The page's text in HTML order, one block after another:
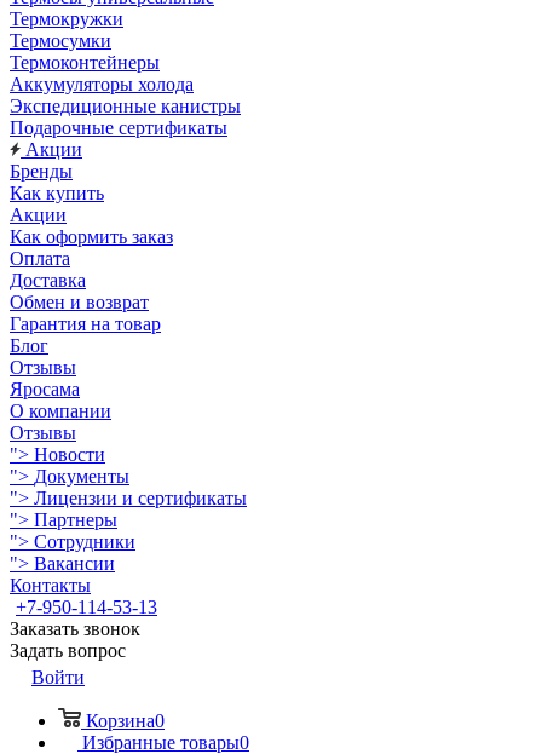
Термокружки
Термосумки
Термоконтейнеры
Аккумуляторы холода
Экспедиционные канистры
Подарочные сертификаты
Акции
Бренды
Как купить
Акции
Как оформить заказ
Оплата
Доставка
Обмен и возврат
Гарантия на товар
Блог
Отзывы
Яросама
О компании
Отзывы
"> Новости
"> Документы
"> Лицензии и сертификаты
"> Партнеры
"> Сотрудники
"> Вакансии
Контакты
+7-950-114-53-13
Заказать звонок
Задать вопрос
Войти
Корзина0
Избранные товары0